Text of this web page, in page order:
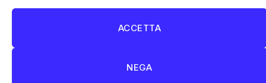
ACCETTA
NEGA
FacebookInstagram